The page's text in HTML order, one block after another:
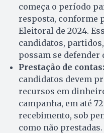
começa o período
resposta, conforme
Eleitoral de 2024.
candidatos,
possam se
Prestação de contas:
candidatos devem
recursos em
campanha, em até
recebimento, sob
como não prestadas.